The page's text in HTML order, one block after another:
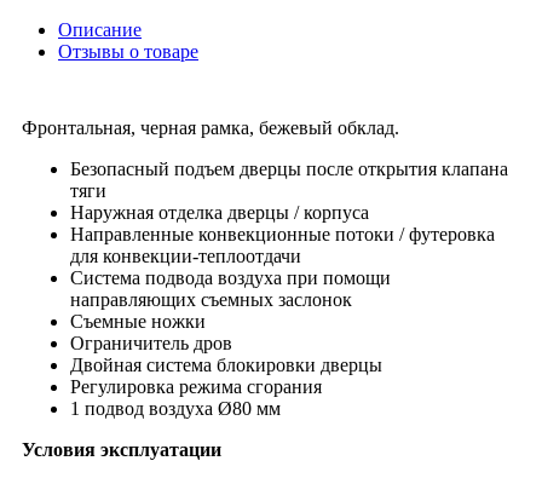
Описание
Отзывы о товаре
Фронтальная, черная рамка, бежевый обклад.
Безопасный подъем дверцы после открытия клапана
тяги
Наружная отделка дверцы / корпуса
Направленные конвекционные потоки / футеровка
для конвекции-теплоотдачи
Система подвода воздуха при помощи
направляющих съемных заслонок
Съемные ножки
Ограничитель дров
Двойная система блокировки дверцы
Регулировка режима сгорания
1 подвод воздуха Ø80 мм
Условия эксплуатации